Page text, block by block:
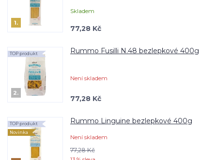
1.
Skladem
77,28 Kč
2.
Rummo Fusilli N.48 bezlepkové 400g
Není skladem
TOP produkt
77,28 Kč
Rummo Linguine bezlepkové 400g
Není skladem
TOP produkt
Novinka
77,28 Kč